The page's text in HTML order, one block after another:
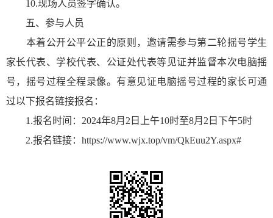
10.现场人员签字确认。
五、参与人员
本着公开公平公正的原则，邀请需参与第二轮摇号学生
家长代表、学校代表、公证处代表等见证并监督本次电脑摇
号，摇号过程全程录像。有意见证电脑摇号过程的家长可通
过以下报名链接报名：
1.报名时间：2024年8月2日上午10时至8月2日下午5时
2.报名链接：https://www.wjx.top/vm/QkEuu2Y.aspx#